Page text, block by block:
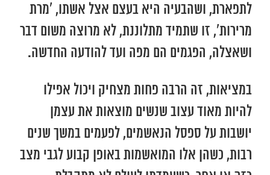
לתפארת, ושהבעיה היא בעצם אצל אשתו, ‘מרת
מרירות’, זו שתמיד מתלוננת, לא מרוצה משום דבר
ושאצלה, הפגמים הם מפה ועד להודעה החדשה.
במציאות, זה הרבה פחות מצחיק ויכול אפילו
להיות מאוד עצוב שנשים מוצאות את עצמן
יושבות על ספסל הנאשמים, לפעמים במשך שנים
רבות, כשהן אלו המואשמות באופן קבוע לגבי מצב